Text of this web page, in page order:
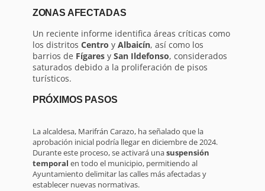
ZONAS AFECTADAS
Un reciente informe identifica áreas críticas como
los distritos Centro y Albaicín, así como los
barrios de Fígaresy San Ildefonso, considerados
saturados debido a la proliferación de pisos
turísticos.
PRÓXIMOS PASOS
La alcaldesa, Marifrán Carazo, ha señalado que la
aprobación inicial podría llegar en diciembre de 2024.
Durante este proceso, se activará unasuspensión
temporal en todo el municipio, permitiendo al
Ayuntamiento delimitar las calles más afectadas y
establecer nuevas normativas.